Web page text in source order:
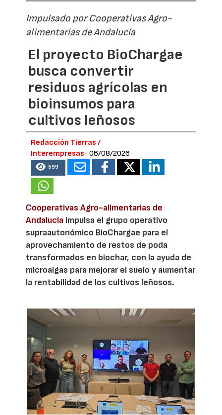
Impulsado por Cooperativas Agro-
alimentarias de Andalucía
El proyecto BioChargae
busca convertir
residuos agrícolas en
bioinsumos para
cultivos leñosos
Redacción Tierras /
Interempresas
06/08/2026
599
Cooperativas Agro-alimentarias de
Andalucía impulsa el grupo operativo
supraautonómico BioChargae para el
aprovechamiento de restos de poda
transformados en biochar, con la ayuda de
microalgas para mejorar el suelo y aumentar
la rentabilidad de los cultivos leñosos.